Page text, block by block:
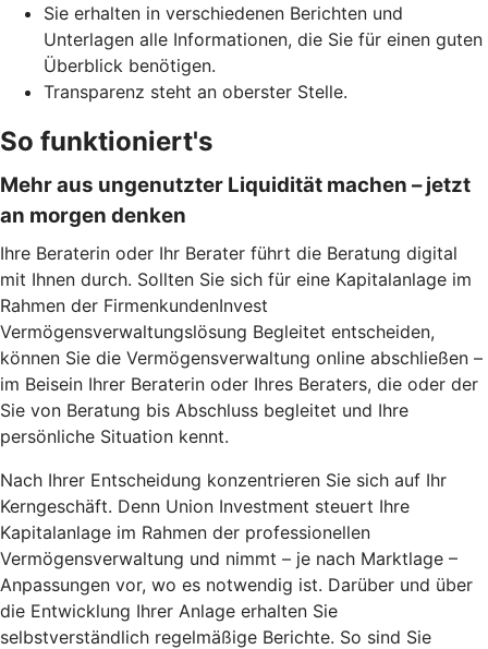
Sie erhalten in verschiedenen Berichten und
Unterlagen alle Informationen, die Sie für einen guten
Überblick benötigen.
Transparenz steht an oberster Stelle.
So funktioniert's
Mehr aus ungenutzter Liquidität machen – jetzt
an morgen denken
Ihre Beraterin oder Ihr Berater führt die Beratung digital
mit Ihnen durch. Sollten Sie sich für eine Kapitalanlage im
Rahmen der FirmenkundenInvest
Vermögensverwaltungslösung Begleitet entscheiden,
können Sie die Vermögensverwaltung online abschließen –
im Beisein Ihrer Beraterin oder Ihres Beraters, die oder der
Sie von Beratung bis Abschluss begleitet und Ihre
persönliche Situation kennt.
Nach Ihrer Entscheidung konzentrieren Sie sich auf Ihr
Kerngeschäft. Denn Union Investment steuert Ihre
Kapitalanlage im Rahmen der professionellen
Vermögensverwaltung und nimmt – je nach Marktlage –
Anpassungen vor, wo es notwendig ist. Darüber und über
die Entwicklung Ihrer Anlage erhalten Sie
selbstverständlich regelmäßige Berichte. So sind Sie